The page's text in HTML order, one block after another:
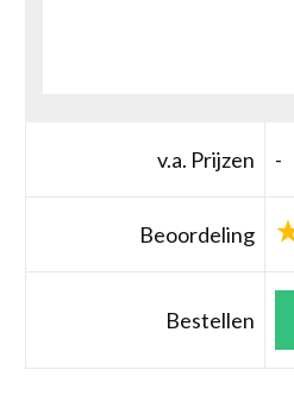
v.a. Prijzen -
Beoordeling
Bestellen